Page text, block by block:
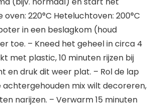
220°C Heteluchtoven: 200°C
in een beslagkom (houd
toe. – Kneed het geheel in circa 4
met plastic, 10 minuten rijzen bij
en druk dit weer plat. – Rol de lap
mix wilt decoreren,
narijzen. – Verwarm 15 minuten